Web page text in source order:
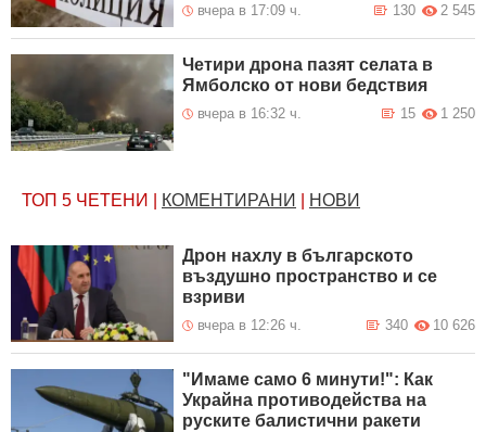
вчера в 17:09 ч. 2 545
130
Четири дрона пазят селата в
Ямболско от нови бедствия
вчера в 16:32 ч. 1 250
15
ТОП 5 ЧЕТЕНИ КОМЕНТИРАНИ НОВИ
Дрон нахлу в българското
въздушно пространство и се
взриви
вчера в 12:26 ч. 10 626
340
"Имаме само 6 минути!": Как
Украйна противодейства на
руските балистични ракети